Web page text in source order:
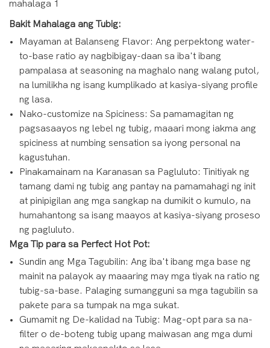
Bakit Mahalaga ang Tubig:
Mayaman at Balanseng Flavor: Ang perpektong water-
to-base ratio ay nagbibigay-daan sa iba't ibang
pampalasa at seasoning na maghalo nang walang putol,
na lumilikha ng isang kumplikado at kasiya-siyang profile
ng lasa.
Nako-customize na Spiciness: Sa pamamagitan ng
pagsasaayos ng lebel ng tubig, maaari mong iakma ang
spiciness at numbing sensation sa iyong personal na
kagustuhan.
Pinakamainam na Karanasan sa Pagluluto: Tinitiyak ng
tamang dami ng tubig ang pantay na pamamahagi ng init
at pinipigilan ang mga sangkap na dumikit o kumulo, na
humahantong sa isang maayos at kasiya-siyang proseso
ng pagluluto.
Mga Tip para sa Perfect Hot Pot:
Sundin ang Mga Tagubilin: Ang iba't ibang mga base ng
mainit na palayok ay maaaring may mga tiyak na ratio ng
tubig-sa-base. Palaging sumangguni sa mga tagubilin sa
pakete para sa tumpak na mga sukat.
Gumamit ng De-kalidad na Tubig: Mag-opt para sa na-
filter o de-boteng tubig upang maiwasan ang mga dumi